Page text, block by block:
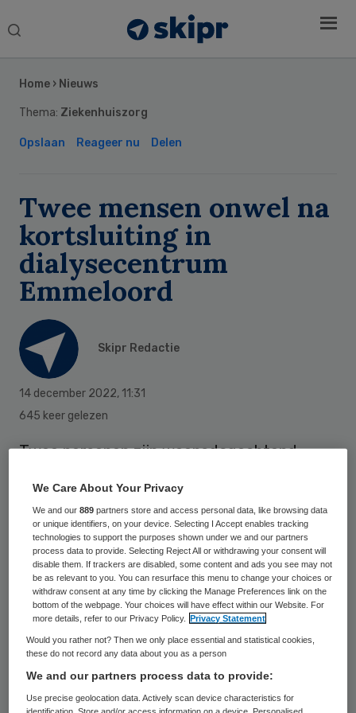
Search
Home › Nieuws
Thema: Ziekenhuiszorg
Opslaan Reageer nu Delen
Twee mensen onwel na
kortsluiting in
dialysecentrum
Emmeloord
Skipr Redactie
14 december 2022, 11:31
645 keer gelezen
Twee personen zijn woensdagochtend
dialysecentrum van het
Antonius Ziekenhuis in Emmeloord was gaan
smeulen. De twee mensen zijn met een
ambulance naar een ziekenhuis in een
andere plaats gebracht, zo meldt een
woordvoerster van het Antonius na
berichtgeving vanOmroep Flevoland.
kortsluiting in het dialysecentrum.
Sidebar
We Care About Your Privacy
We and our889 partners store and access personal data, like browsing data
or unique identifiers, on your device. Selecting I Accept enables tracking
technologies to support the purposes shown under we and our partners
process data to provide. Selecting Reject All or withdrawing your consent will
disable them. If trackers are disabled, some content and ads you see may not
be as relevant to you. You can resurface this menu to change your choices or
withdraw consent at any time by clicking the Manage Preferences link on the
bottom of the webpage. Your choices will have effect within our Website. For
more details, refer to our Privacy Policy.
Privacy Statement
Would you rather not? Then we only place essential and statistical cookies,
these do not record any data about you as a person
We and our partners process data to provide:
Use precise geolocation data. Actively scan device characteristics for